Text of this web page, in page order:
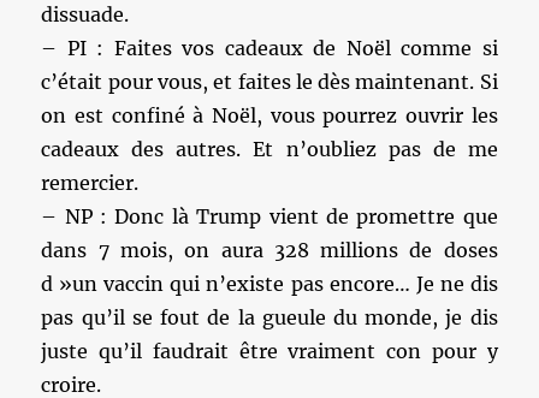
dissuade.
– PI : Faites vos cadeaux de Noël comme si
c’était pour vous, et faites le dès maintenant. Si
on est confiné à Noël, vous pourrez ouvrir les
cadeaux des autres. Et n’oubliez pas de me
remercier.
– NP : Donc là Trump vient de promettre que
dans 7 mois, on aura 328 millions de doses
d »un vaccin qui n’existe pas encore… Je ne dis
pas qu’il se fout de la gueule du monde, je dis
juste qu’il faudrait être vraiment con pour y
croire.